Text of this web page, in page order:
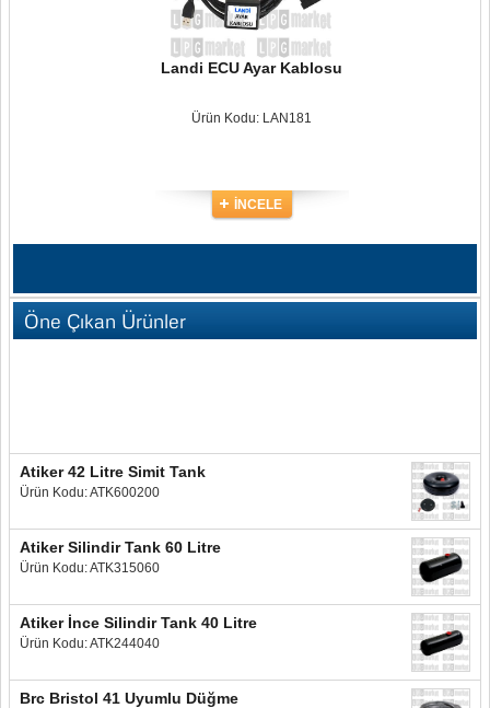
Landi ECU Ayar Kablosu
Ürün Kodu: LAN181
İNCELE
Öne Çıkan Ürünler
Atiker 42 Litre Simit Tank
Ürün Kodu: ATK600200
Atiker Silindir Tank 60 Litre
Ürün Kodu: ATK315060
Atiker İnce Silindir Tank 40 Litre
Ürün Kodu: ATK244040
Brc Bristol 41 Uyumlu Düğme